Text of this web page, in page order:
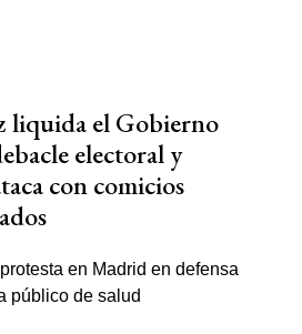
liquida el Gobierno
electoral y
con comicios